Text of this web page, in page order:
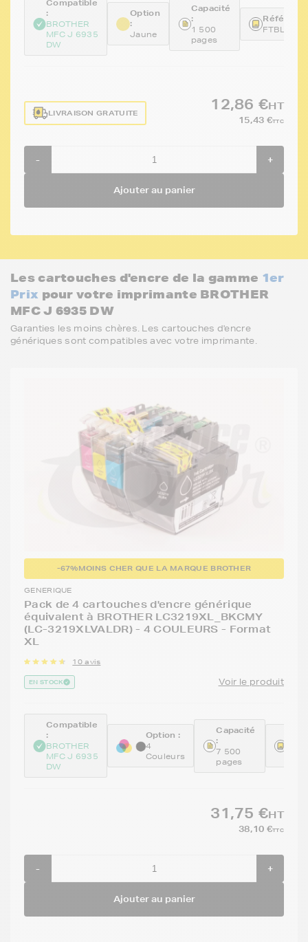
Compatible
:
BROTHER
MFC J 6935
DW
Option
:
Jaune
Capacité
:
1 500
pages
LIVRAISON GRATUITE
12,86 €HT
15,43 €TTC
- +
Ajouter au panier
Les cartouches d'encre de la gamme 1er
Prix pour votre imprimante BROTHER
MFC J 6935 DW
Garanties les moins chères. Les cartouches d'encre
génériques sont compatibles avec votre imprimante.
-67%MOINS CHER QUE LA MARQUE BROTHER
GENERIQUE
Pack de 4 cartouches d'encre générique
équivalent à BROTHER LC3219XL_BKCMY
(LC-3219XLVALDR) - 4 COULEURS - Format
XL
10 avis
EN STOCK Voir le produit
Compatible
:
BROTHER
MFC J 6935
DW
Option :
4
Couleurs
Capacité
:
7 500
pages
31,75 €HT
38,10 €TTC
- +
Ajouter au panier